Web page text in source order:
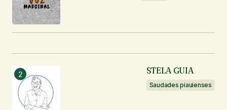
STELA GUIA
Saudades piauienses